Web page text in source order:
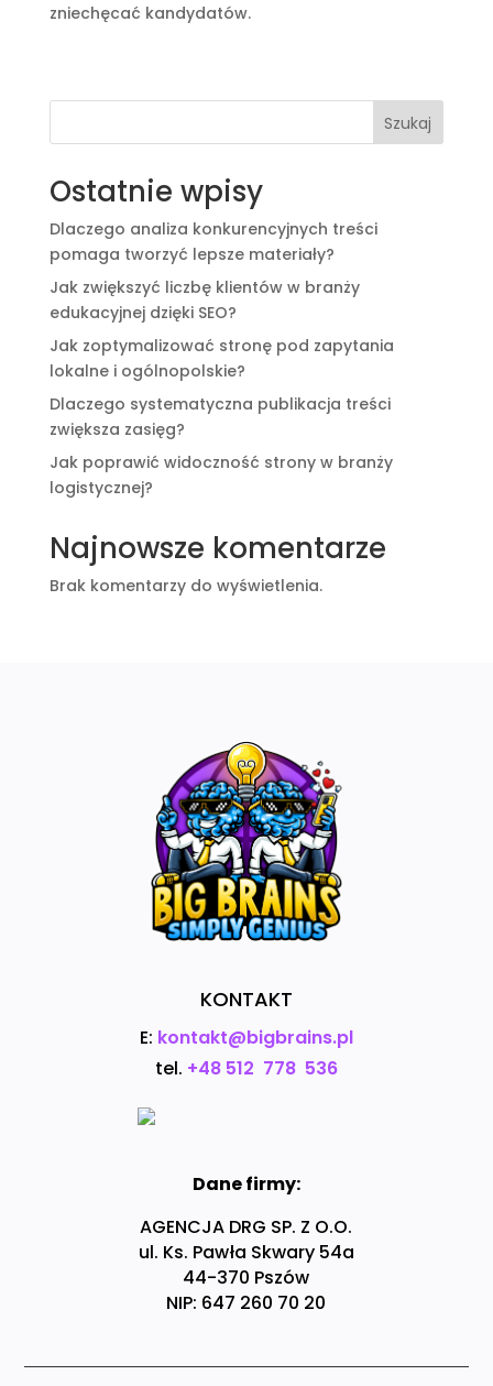
zniechęcać kandydatów.
Szukaj
Ostatnie wpisy
Dlaczego analiza konkurencyjnych treści
pomaga tworzyć lepsze materiały?
Jak zwiększyć liczbę klientów w branży
edukacyjnej dzięki SEO?
Jak zoptymalizować stronę pod zapytania
lokalne i ogólnopolskie?
Dlaczego systematyczna publikacja treści
zwiększa zasięg?
Jak poprawić widoczność strony w branży
logistycznej?
Najnowsze komentarze
Brak komentarzy do wyświetlenia.
KONTAKT
E: kontakt@bigbrains.pl
tel. +48 512 778 536
Dane firmy:
AGENCJA DRG SP. Z O.O.
ul. Ks. Pawła Skwary 54a
44-370 Pszów
NIP: 647 260 70 20